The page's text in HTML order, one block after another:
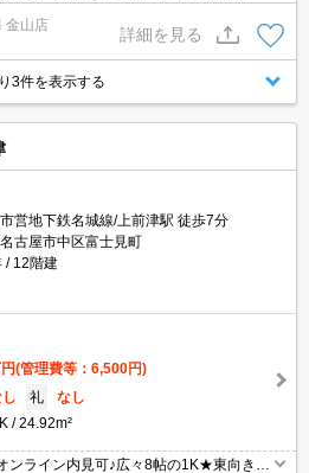
ください。
金山店
詳細を見る
3件を表示する
営地下鉄名城線/上前津駅 徒歩7分
古屋市中区富士見町
12階建
(管理費等：6,500円)
礼
なし
24.92m²
ンライン内見可♪広々8帖の1K★東向き★